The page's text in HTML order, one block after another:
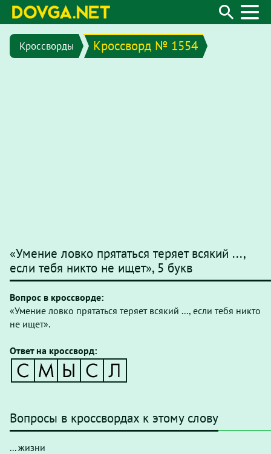
Кроссворды Кроссворд № 1554
«Умение ловко прятаться теряет всякий ...,
если тебя никто не ищет», 5 букв
Вопрос в кроссворде:
«Умение ловко прятаться теряет всякий ..., если тебя никто
не ищет».
Ответ на кроссворд:
Вопросы в кроссвордах к этому слову
... жизни